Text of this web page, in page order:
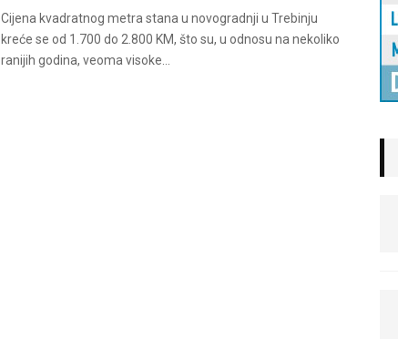
Cijena kvadratnog metra stana u novogradnji u Trebinju
kreće se od 1.700 do 2.800 KM, što su, u odnosu na nekoliko
ranijih godina, veoma visoke...